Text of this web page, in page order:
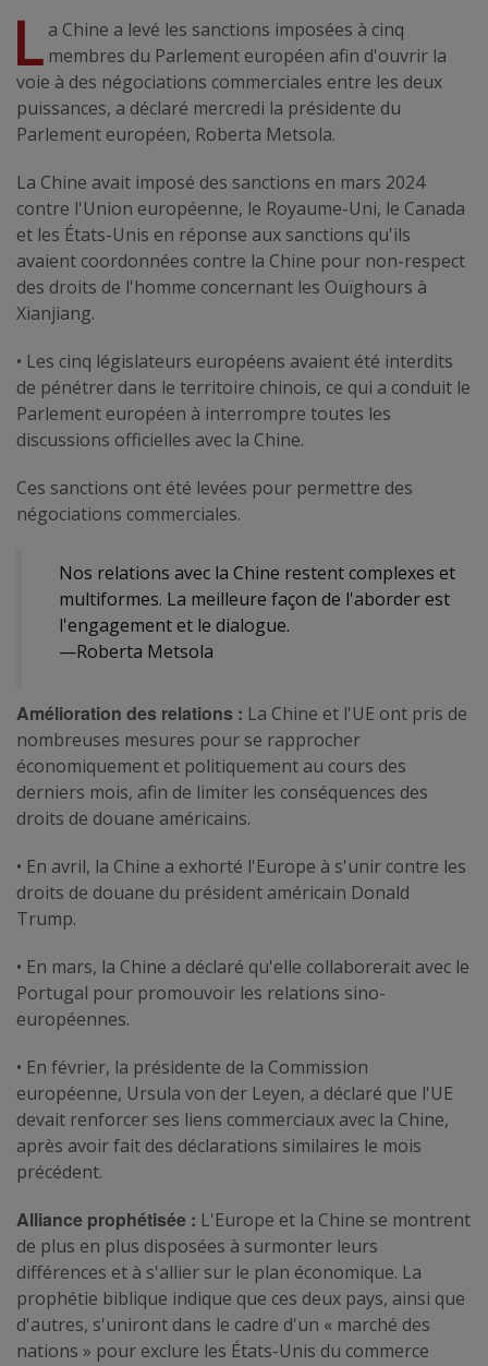
L a Chine a levé les sanctions imposées à cinq
membres du Parlement européen afin d'ouvrir la
voie à des négociations commerciales entre les deux
puissances, a déclaré mercredi la présidente du
Parlement européen, Roberta Metsola.
La Chine avait imposé des sanctions en mars 2024
contre l'Union européenne, le Royaume-Uni, le Canada
et les États-Unis en réponse aux sanctions qu'ils
avaient coordonnées contre la Chine pour non-respect
des droits de l'homme concernant les Ouïghours à
Xianjiang.
• Les cinq législateurs européens avaient été interdits
de pénétrer dans le territoire chinois, ce qui a conduit le
Parlement européen à interrompre toutes les
discussions officielles avec la Chine.
Ces sanctions ont été levées pour permettre des
négociations commerciales.
Nos relations avec la Chine restent complexes et
multiformes. La meilleure façon de l'aborder est
l'engagement et le dialogue.
—Roberta Metsola
Amélioration des relations : La Chine et l'UE ont pris de
nombreuses mesures pour se rapprocher
économiquement et politiquement au cours des
derniers mois, afin de limiter les conséquences des
droits de douane américains.
• En avril, la Chine a exhorté l'Europe à s'unir contre les
droits de douane du président américain Donald
Trump.
• En mars, la Chine a déclaré qu'elle collaborerait avec le
Portugal pour promouvoir les relations sino-
européennes.
• En février, la présidente de la Commission
européenne, Ursula von der Leyen, a déclaré que l'UE
devait renforcer ses liens commerciaux avec la Chine,
après avoir fait des déclarations similaires le mois
précédent.
Alliance prophétisée : L'Europe et la Chine se montrent
de plus en plus disposées à surmonter leurs
différences et à s'allier sur le plan économique. La
prophétie biblique indique que ces deux pays, ainsi que
d'autres, s'uniront dans le cadre d'un « marché des
nations » pour exclure les États-Unis du commerce